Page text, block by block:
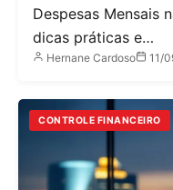
Despesas Mensais
dicas práticas e…
Hernane Cardoso 11/
CONTROLE FINANCEIRO